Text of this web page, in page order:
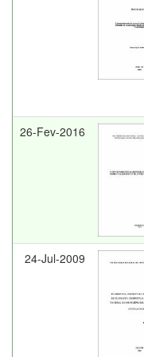
26-Fev-2016
24-Jul-2009